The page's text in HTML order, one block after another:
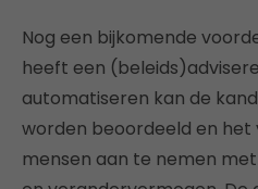
Nog een bijkomende
heeft een
automatiseren kan de
worden beoordeeld en
mensen aan te nemen